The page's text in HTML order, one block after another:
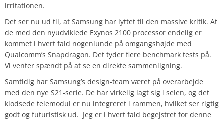
irritationen.
Det ser nu ud til, at Samsung har lyttet til den massive kritik. At
de med den nyudviklede Exynos 2100 processor endelig er
kommet i hvert fald nogenlunde på omgangshøjde med
Qualcomm’s Snapdragon. Det tyder flere benchmark tests på.
Vi venter spændt på at se en direkte sammenligning.
Samtidig har Samsung’s design-team været på overarbejde
med den nye S21-serie. De har virkelig lagt sig i selen, og det
klodsede telemodul er nu integreret i rammen, hvilket ser rigtig
godt og futuristisk ud. Jeg er i hvert fald begejstret for denne